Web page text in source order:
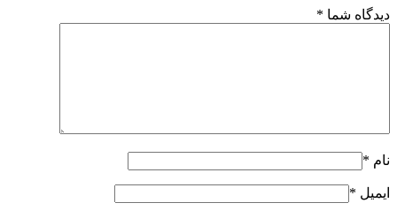
دیدگاه شما *
نام *
ایمیل *